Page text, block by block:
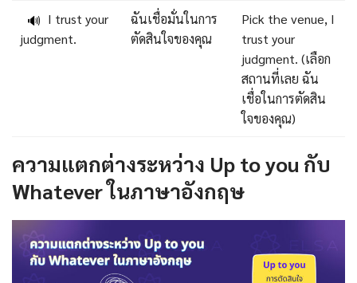
🔊 I trust your
judgment.
ฉันเชื่อมั่นในการ
ตัดสินใจของคุณ
Pick the venue, I
trust your
judgment. (เลือก
สถานที่เลย ฉัน
เชื่อในการตัดสิน
ใจของคุณ)
ความแตกต่างระหว่าง Up to you กับ
Whatever ในภาษาอังกฤษ